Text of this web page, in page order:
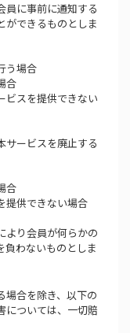
員に事前に通知する
ができるものとしま
う場合
合
ビスを提供できない
サービスを廃止する
合
提供できない場合
より会員が何らかの
負わないものとしま
場合を除き、以下の
については、一切賠